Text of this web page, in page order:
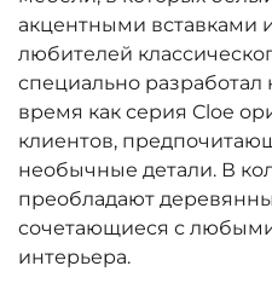
акцентными вставками
любителей
специально разработал
время как серия Cloe
клиентов,
необычные детали. В
преобладают
сочетающиеся с
интерьера.